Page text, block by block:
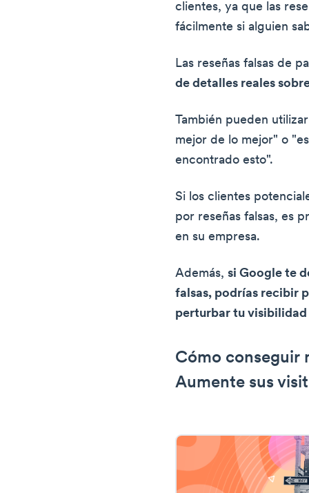
clientes, ya que las
fácilmente si alguien
Las reseñas falsas de
de detalles reales
También pueden
mejor de lo mejor" o
encontrado esto".
Si los clientes
por reseñas falsas, es
en su empresa.
Además,si Google te
falsas, podrías recibir
perturbar tu
Cómo conseguir
Aumente sus